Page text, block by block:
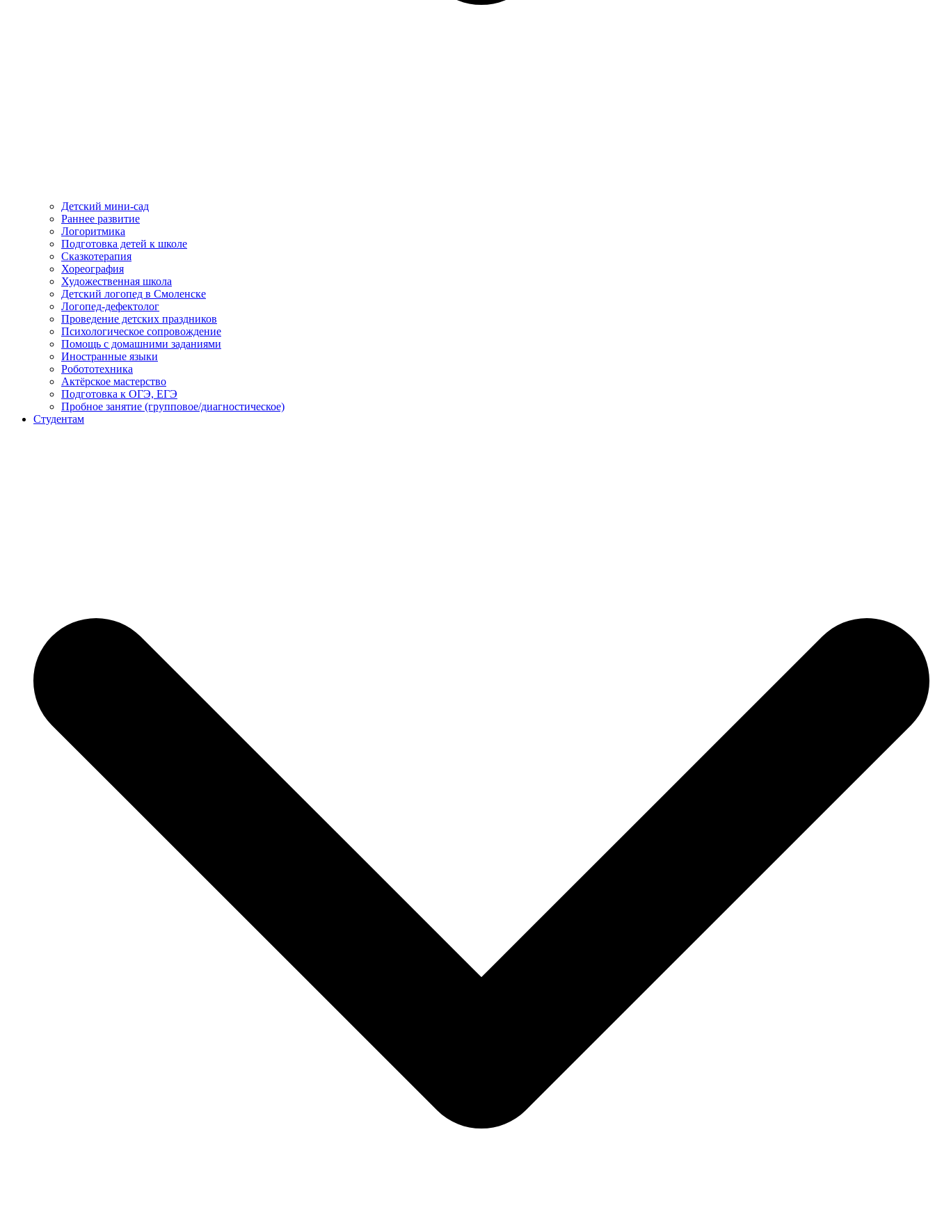
Детский мини-сад
Раннее развитие
Логоритмика
Подготовка детей к школе
Сказкотерапия
Хореография
Художественная школа
Детский логопед в Смоленске
Логопед-дефектолог
Проведение детских праздников
Психологическое сопровождение
Помощь с домашними заданиями
Иностранные языки
Робототехника
Актёрское мастерство
Подготовка к ОГЭ, ЕГЭ
Пробное занятие (групповое/диагностическое)
Студентам